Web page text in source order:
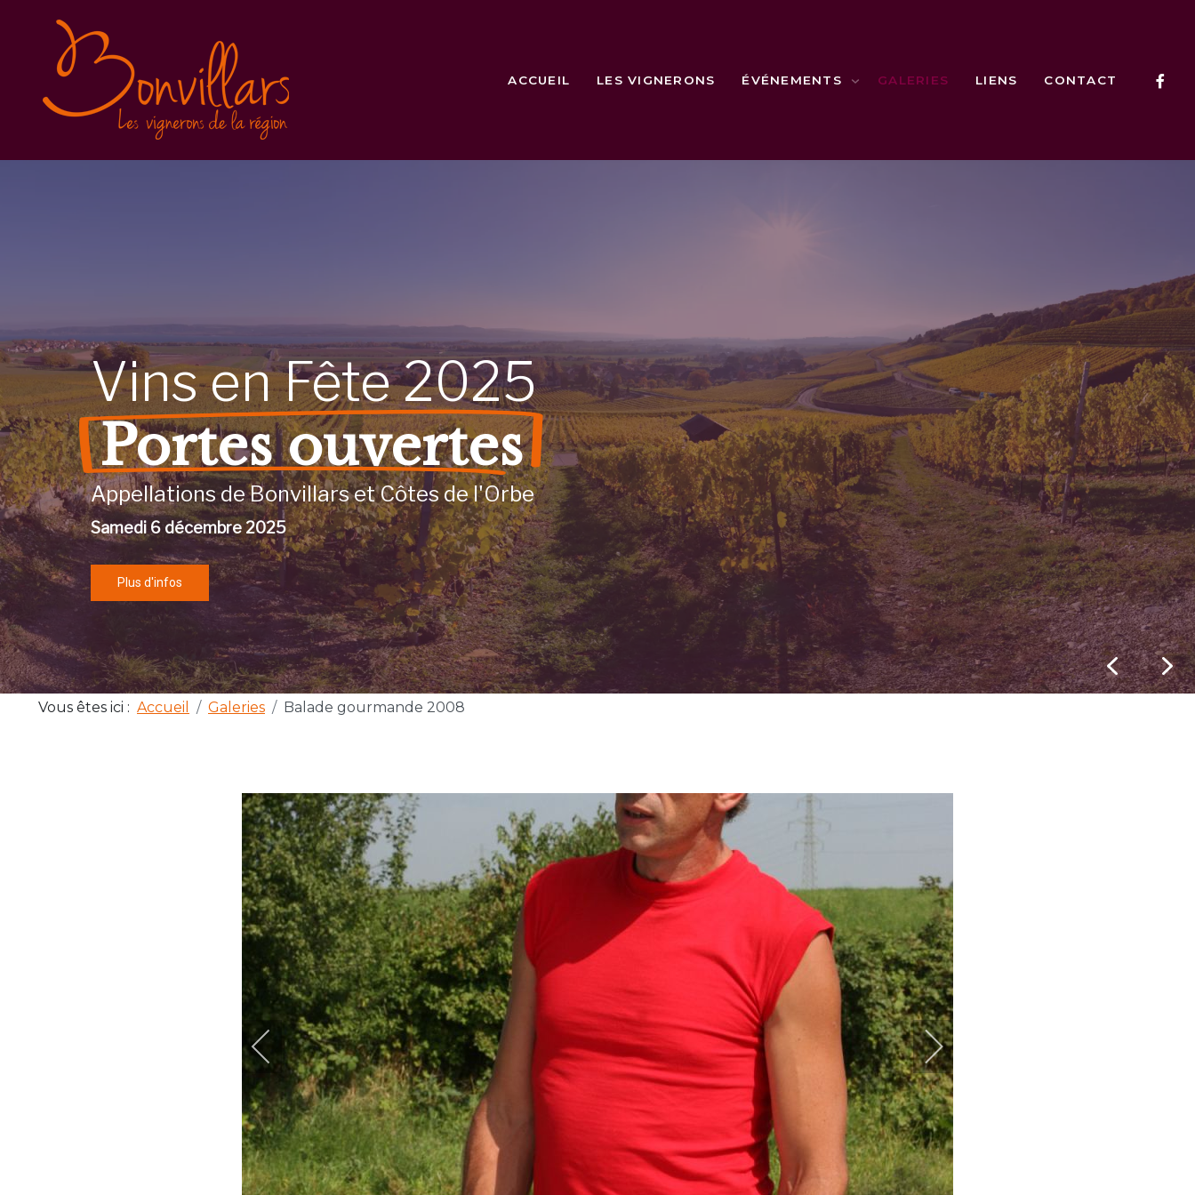
ACCUEIL LES VIGNERONS ÉVÉNEMENTS GALERIES LIENS CONTACT
VinsenFête2025
Portes ouvertes
Appellations de Bonvillars et Côtes de l'Orbe
Samedi 6 décembre 2025
Plus d'infos
Vous êtes ici : Accueil Galeries Balade gourmande 2008
Vins en Fête 2025
Balade gourmande
Inscription
Conditions générales
Vins en Fête 2023